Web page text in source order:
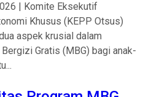
| Komite Eksekutif
Khusus (KEPP Otsus)
aspek krusial dalam
Gratis (MBG) bagi anak-